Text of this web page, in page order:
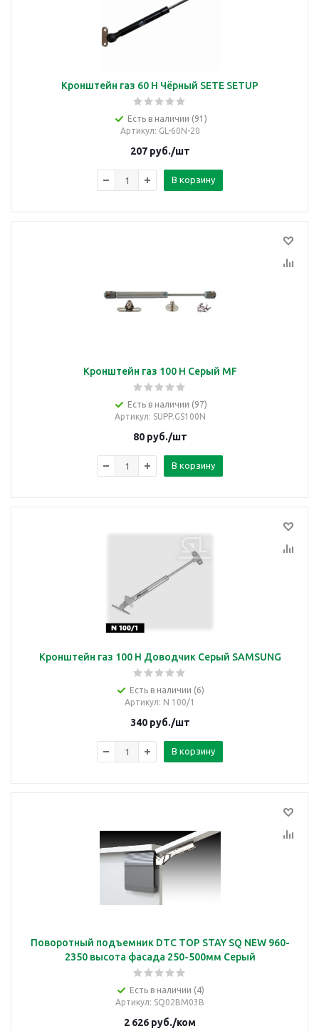
Кронштейн газ 60 Н Чёрный SETE SETUP
Есть в наличии (91)
Артикул: GL-60N-20
207руб./шт
В корзину
Кронштейн газ 100 Н Серый MF
Есть в наличии (97)
Артикул: SUPP.GS100N
80руб./шт
В корзину
Кронштейн газ 100 Н Доводчик Серый SAMSUNG
Есть в наличии (6)
Артикул: N 100/1
340руб./шт
В корзину
Поворотный подъемник DTC TOP STAY SQ NEW 960-
2350 высота фасада 250-500мм Серый
Есть в наличии (4)
Артикул: SQ02BM03B
2 626 руб./ком